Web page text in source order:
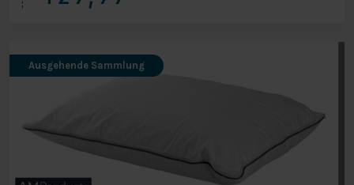
Ausgehende Sammlung